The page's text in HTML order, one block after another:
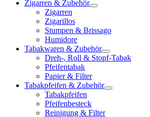
Zigarren & Zubehör
Zigarren
Zigarillos
Stumpen & Brissago
Humidore
Tabakwaren & Zubehör
Dreh-, Roll & Stopf-Tabak
Pfeifentabak
Papier & Filter
Tabakpfeifen & Zubehör
Tabakpfeifen
Pfeifenbesteck
Reinigung & Filter